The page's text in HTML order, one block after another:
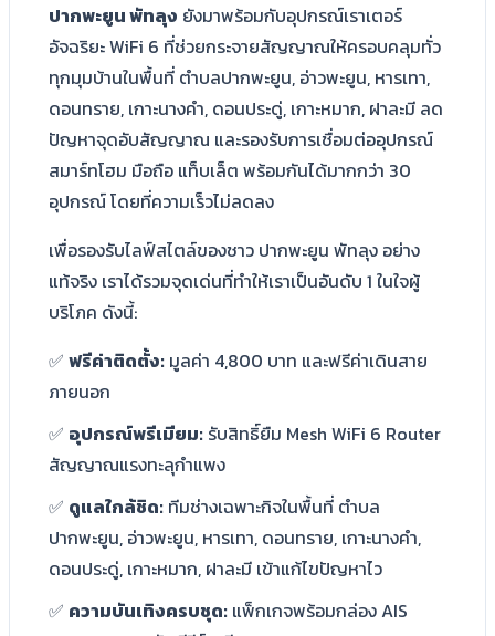
ปากพะยูน พัทลุง ยังมาพร้อมกับอุปกรณ์เราเตอร์
อัจฉริยะ WiFi 6 ที่ช่วยกระจายสัญญาณให้ครอบคลุมทั่ว
ทุกมุมบ้านในพื้นที่ ตำบลปากพะยูน, อ่าวพะยูน, หารเทา,
ดอนทราย, เกาะนางคำ, ดอนประดู่, เกาะหมาก, ฝาละมี ลด
ปัญหาจุดอับสัญญาณ และรองรับการเชื่อมต่ออุปกรณ์
สมาร์ทโฮม มือถือ แท็บเล็ต พร้อมกันได้มากกว่า 30
อุปกรณ์ โดยที่ความเร็วไม่ลดลง
เพื่อรองรับไลฟ์สไตล์ของชาว ปากพะยูน พัทลุง อย่าง
แท้จริง เราได้รวมจุดเด่นที่ทำให้เราเป็นอันดับ 1 ในใจผู้
บริโภค ดังนี้:
✅ ฟรีค่าติดตั้ง: มูลค่า 4,800 บาท และฟรีค่าเดินสาย
ภายนอก
✅ อุปกรณ์พรีเมียม: รับสิทธิ์ยืม Mesh WiFi 6 Router
สัญญาณแรงทะลุกำแพง
✅ ดูแลใกล้ชิด: ทีมช่างเฉพาะกิจในพื้นที่ ตำบล
ปากพะยูน, อ่าวพะยูน, หารเทา, ดอนทราย, เกาะนางคำ,
ดอนประดู่, เกาะหมาก, ฝาละมี เข้าแก้ไขปัญหาไว
✅ ความบันเทิงครบชุด: แพ็กเกจพร้อมกล่อง AIS